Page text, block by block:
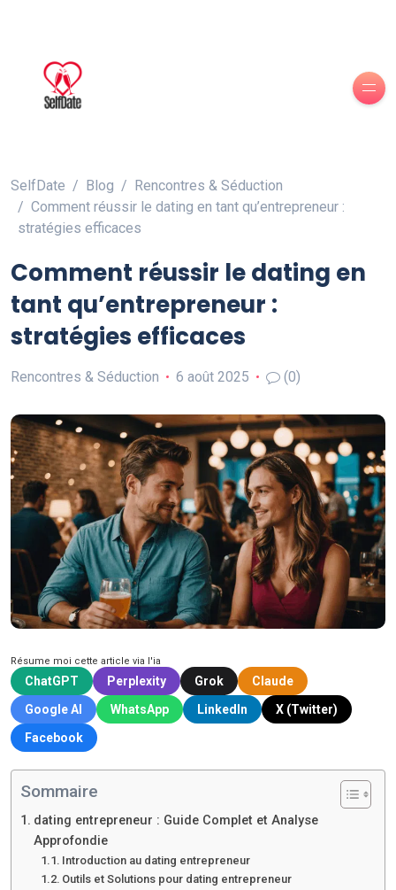
SelfDate Blog
Rencontres & Séduction
Comment réussir le dating en tant qu’entrepreneur :
stratégies efficaces
Comment réussir le dating en
tant qu’entrepreneur :
stratégies efficaces
Rencontres & Séduction 6 août 2025 (0)
Résume moi cette article via l'ia
ChatGPT Perplexity Grok
Claude
Google AI
WhatsApp LinkedIn
X (Twitter)
Facebook
Sommaire
dating entrepreneur : Guide Complet et Analyse
Approfondie
Introduction au dating entrepreneur
Outils et Solutions pour dating entrepreneur